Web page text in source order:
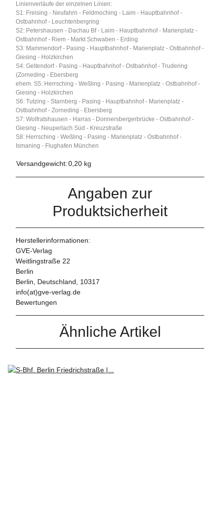
Linienverläufe der einzelnen Linien:
S1: Freising - Neufahrn - Feldmoching - Laim - Hauptbahnhof -
Ostbahnhof - Leuchtenbergring
S2: Petershausen - Dachau Bf - Laim - Hauptbahnhof - Marienplatz -
Ostbahnhof - Riem - Markt Schwaben - Erding
S3: Mammendorf - Pasing - Hauptbahnhof - Marienplatz - Ostbahnhof -
Giesing - Holzkirchen
S4: Geltendorf - Pasing - Hauptbahnhof - Ostbahnhof - Trudering
(Zorneding - Ebersberg
ehem. S5: Herrsching - Weßling - Pasing - Marienplatz - Ostbahnhof -
Giesing - Holzkirchen
S6: Tutzing - Starnberg - Pasing - Hauptbahnhof - Marienplatz -
Ostbahnhof - Zorneding - Ebersberg
S7: Wolfratshausen - Harras - Donnersbergerbrücke - Ostbahnhof -
Giesing - Neuperlach Süd - Kreuzstraße
S8: Herrsching - Weßling - Pasing - Marienplatz - Ostbahnhof -
Ismaning - Flughafen München
Versandgewicht:0,20 kg
Angaben zur
Produktsicherheit
Herstellerinformationen:
GVE-Verlag
Weitlingstraße 22
Berlin
Berlin, Deutschland, 10317
info(at)gve-verlag.de
Bewertungen
Ähnliche Artikel